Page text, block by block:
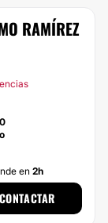
RAMÍREZ
en 2h
CONTACTAR